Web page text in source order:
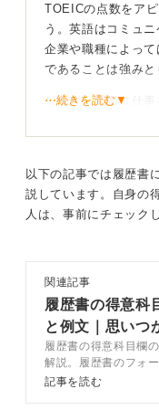
TOEICの点数をア
う。英語はコミュ
企業や職種によっ
であることは強みと
しかし、実際に仕事
キルが違いますが
今までも多くの学
カにしているのを
切にしたことなど
TOEICの裏にある
う
たとえば、なかなか
⋯続きを読む▼
以下の記事では履歴書
説しています。自身の
人は、事前にチェック
関連記事
履歴書の得意科
と例文｜思いつ
の対処法も解説
履歴書の得意科目欄
解説。履歴書のフォ
た書き分け方について
記事を読む